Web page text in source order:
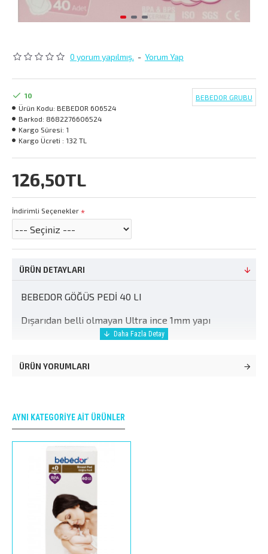
0 yorum yapılmış. - Yorum Yap
126,50TL
10
Ürün Kodu: BEBEDOR 606524
Barkod: 8682276606524
Kargo Süresi: 1
Kargo Ücreti : 132 TL
BEBEDOR GRUBU
İndirimli Seçenekler
ÜRÜN DETAYLARI
BEBEDOR GÖĞÜS PEDİ 40 LI
Dışarıdan belli olmayan Ultra ince 1mm yapı
Yumuşak katmanlı cilt dostu ve nefes alır yüzey
Süper hızlı emilen anında kuruluk hissi
Hijyenik tekli ambalaj
ÜRÜN YORUMLARI
AYNI KATEGORIYE AIT ÜRÜNLER